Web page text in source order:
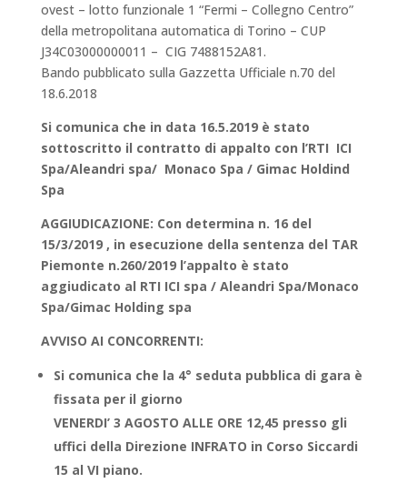
ovest – lotto funzionale 1 “Fermi – Collegno Centro”
della metropolitana automatica di Torino – CUP
J34C03000000011 – CIG 7488152A81.
Bando pubblicato sulla Gazzetta Ufficiale n.70 del
18.6.2018
Si comunica che in data 16.5.2019 è stato
sottoscritto il contratto di appalto con l’RTI ICI
Spa/Aleandri spa/ Monaco Spa / Gimac Holdind
Spa
AGGIUDICAZIONE: Con determina n. 16 del
15/3/2019 , in esecuzione della sentenza del TAR
Piemonte n.260/2019 l’appalto è stato
aggiudicato al RTI ICI spa / Aleandri Spa/Monaco
Spa/Gimac Holding spa
AVVISO AI CONCORRENTI:
Si comunica che la 4° seduta pubblica di gara è
fissata per il giorno
VENERDI’ 3 AGOSTO ALLE ORE 12,45 presso gli
uffici della Direzione INFRATO in Corso Siccardi
15 al VI piano.